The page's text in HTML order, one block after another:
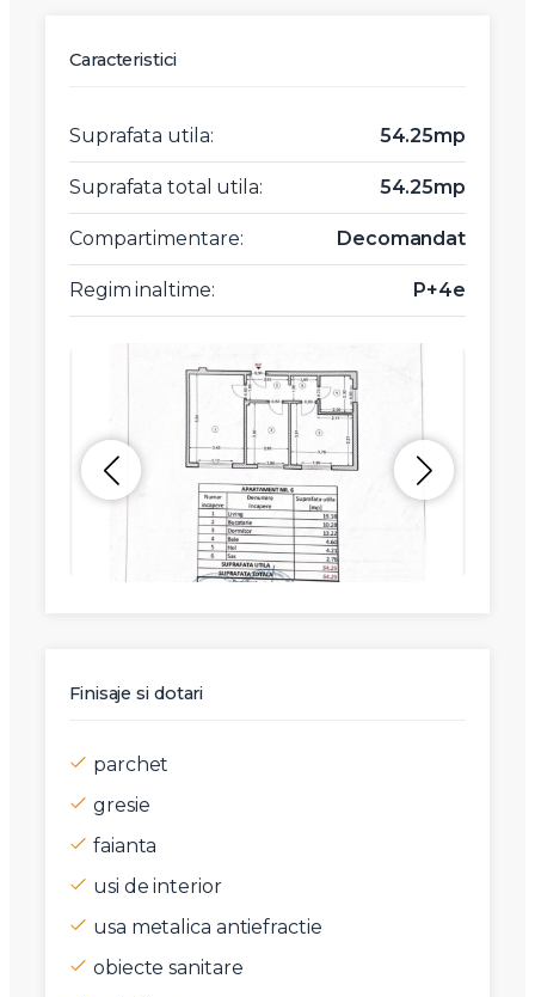
Caracteristici
Suprafata utila: 54.25mp
Suprafata total utila: 54.25mp
Compartimentare: Decomandat
Regim inaltime: P+4e
Finisaje si dotari
parchet
gresie
faianta
usi de interior
usa metalica antiefractie
obiecte sanitare